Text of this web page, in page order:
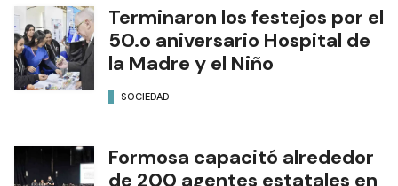
Terminaron los festejos por el
50.o aniversario Hospital de
la Madre y el Niño
SOCIEDAD
Formosa capacitó alrededor
de 200 agentes estatales en